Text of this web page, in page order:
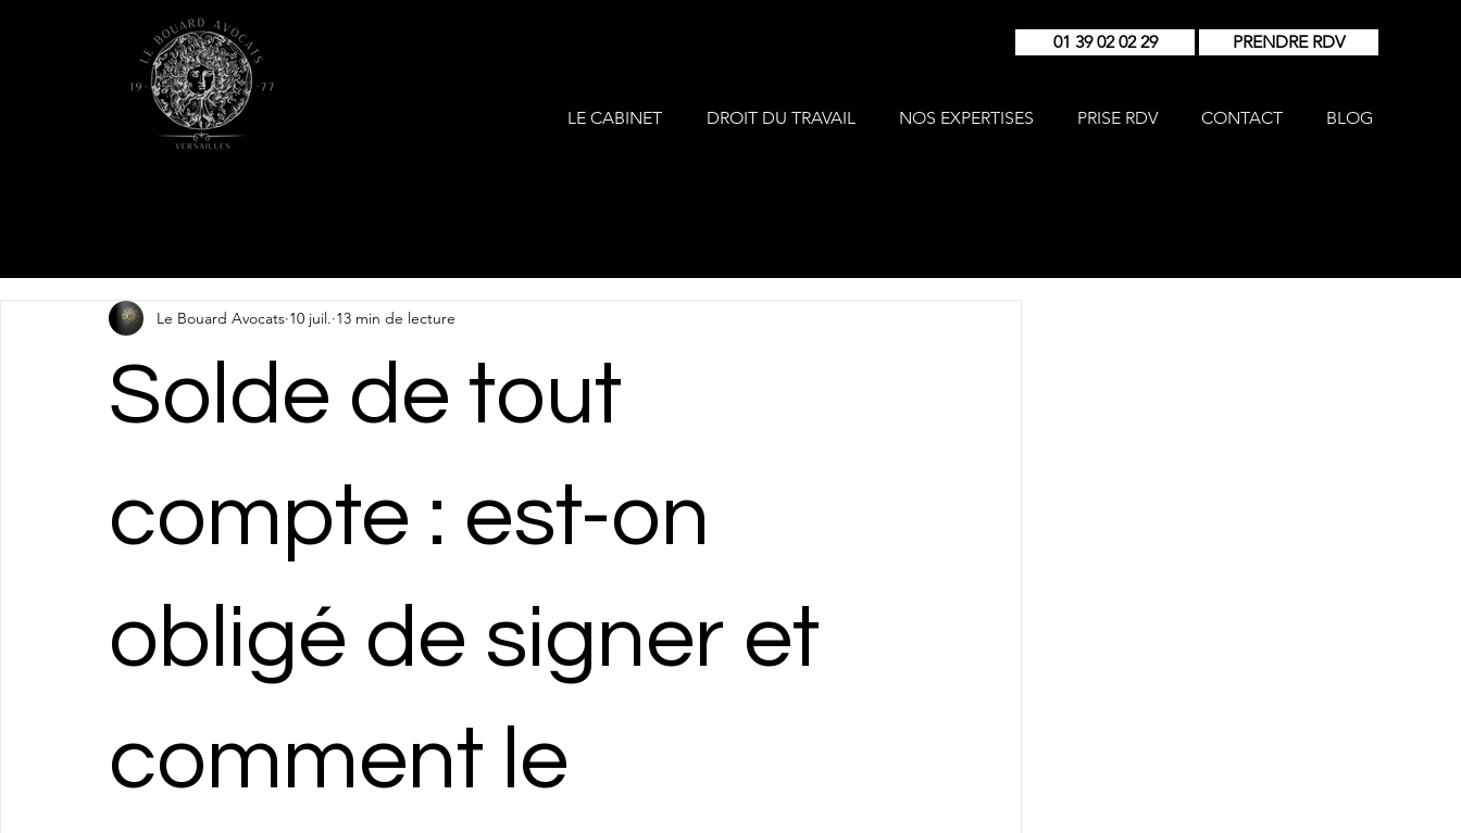
01 39 02 02 29 PRENDRE RDV
LE CABINET DROIT DU TRAVAIL NOS EXPERTISES PRISE RDV CONTACT BLOG
Solde de tout
compte : est-on
obligé de signer et
comment le
Le Bouard Avocats 10 juil. 13 min de lecture